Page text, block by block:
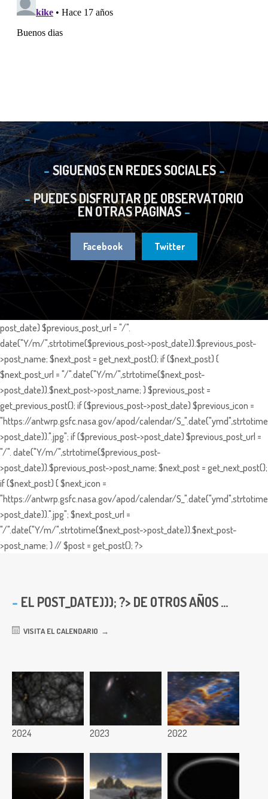
SIGUENOS EN REDES SOCIALES
PUEDES DISFRUTAR DE OBSERVATORIO
EN OTRAS PÁGINAS
Facebook Twitter
post_date) $previous_post_url = "/".
date("Y/m/",strtotime($previous_post->post_date)).$previous_post-
>post_name; $next_post = get_next_post(); if ($next_post) {
$next_post_url = "/".date("Y/m/",strtotime($next_post-
>post_date)).$next_post->post_name; } $previous_post =
get_previous_post(); if ($previous_post->post_date) $previous_icon =
"https://antwrp.gsfc.nasa.gov/apod/calendar/
>post_date)).".jpg"; if ($previous_post->post_date) $previous_post_url =
"/". date("Y/m/",strtotime($previous_post-
>post_date)).$previous_post->post_name; $next_post = get_next_post();
if ($next_post) { $next_icon =
"https://antwrp.gsfc.nasa.gov/apod/calendar/
>post_date)).".jpg"; $next_post_url =
"/".date("Y/m/",strtotime($next_post->post_date)).$next_post-
>post_name; } // $post = get_post(); ?>
EL POST_DATE))); ?> DE OTROS AÑOS ...
VISITA EL CALENDARIO
2024 2023 2022